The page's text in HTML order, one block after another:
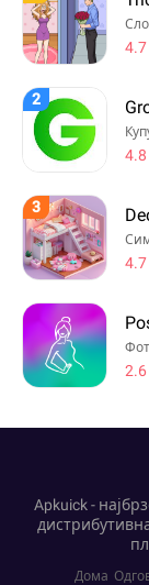
4.7
2
4.8
3
4.7
2.6
Apkuick -
Дома